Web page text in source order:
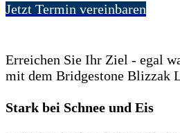
Jetzt Termin vereinbaren
Erreichen Sie Ihr Ziel - egal
mit dem Bridgestone Blizzak
Stark bei Schnee und Eis